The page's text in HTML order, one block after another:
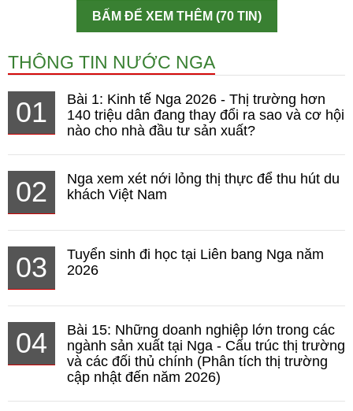
BẤM ĐỂ XEM THÊM (70 TIN)
THÔNG TIN NƯỚC NGA
01
Bài 1: Kinh tế Nga 2026 - Thị trường hơn
140 triệu dân đang thay đổi ra sao và cơ hội
nào cho nhà đầu tư sản xuất?
02
Nga xem xét nới lỏng thị thực để thu hút du
khách Việt Nam
03
Tuyển sinh đi học tại Liên bang Nga năm
2026
04
Bài 15: Những doanh nghiệp lớn trong các
ngành sản xuất tại Nga - Cấu trúc thị trường
và các đối thủ chính (Phân tích thị trường
cập nhật đến năm 2026)